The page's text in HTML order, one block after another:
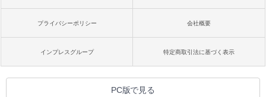
プライバシーポリシー 会社概要
インプレスグループ 特定商取引法に基づく表示
PC版で見る